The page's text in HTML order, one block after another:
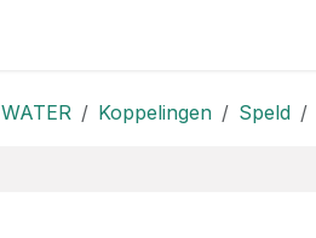
WATER Koppelingen Speld